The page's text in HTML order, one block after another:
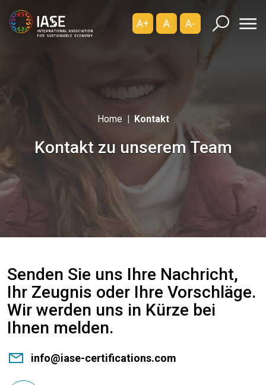
A+ A A-
Home Kontakt
Kontakt zu unserem Team
Senden Sie uns Ihre Nachricht,
Ihr Zeugnis oder Ihre Vorschläge.
Wir werden uns in Kürze bei
Ihnen melden.
info@iase-certifications.com